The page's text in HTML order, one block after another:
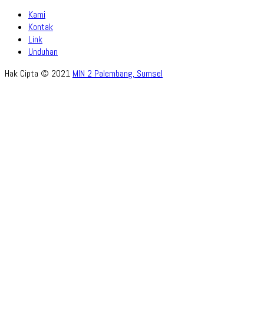
Kami
Kontak
Link
Unduhan
Hak Cipta © 2021 MIN 2 Palembang, Sumsel